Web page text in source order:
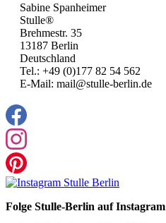
Sabine Spanheimer
Stulle®
Brehmestr. 35
13187 Berlin
Deutschland
Tel.: +49 (0)177 82 54 562
E-Mail: mail@stulle-berlin.de
Folge Stulle-Berlin auf Instagram